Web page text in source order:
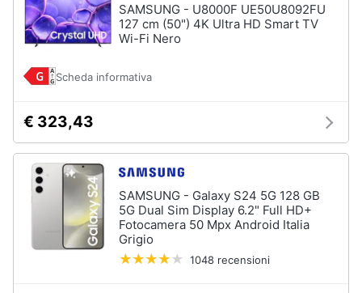
industriali
Abbattitore
Macchine
da
Friggitrice
professionale
Idropulitrice
professionale
SAMSUNG - U8000F UE50U8092FU
127 cm (50") 4K Ultra HD Smart TV
Wi-Fi Nero
Scheda informativa
€ 323,43
SAMSUNG - Galaxy S24 5G 128 GB
5G Dual Sim Display 6.2" Full HD+
Fotocamera 50 Mpx Android Italia
Grigio
1048 recensioni